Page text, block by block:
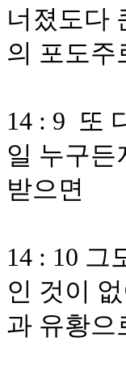
너졌도다
의 포도주
14 : 9 또
일 누구든
받으면
14 : 10 그
인 것이
과 유황으